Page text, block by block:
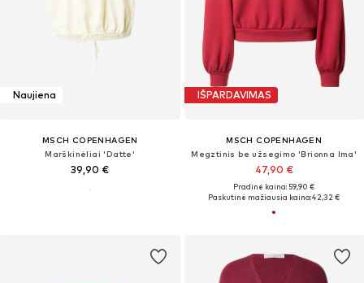
Naujiena
MSCH COPENHAGEN
Marškinėliai 'Datte'
39,90 €
IŠPARDAVIMAS
MSCH COPENHAGEN
Megztinis be užsegimo 'Brionna Ima'
47,90 €
Pradinė kaina: 59,90 €
Paskutinė mažiausia kaina:42,32 €